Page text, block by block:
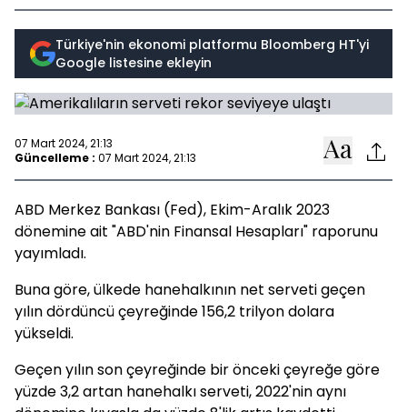
Türkiye'nin ekonomi platformu Bloomberg HT'yi
Google listesine ekleyin
07 Mart 2024, 21:13
Güncelleme : 07 Mart 2024, 21:13
ABD Merkez Bankası (Fed), Ekim-Aralık 2023
dönemine ait "ABD'nin Finansal Hesapları" raporunu
yayımladı.
Buna göre, ülkede hanehalkının net serveti geçen
yılın dördüncü çeyreğinde 156,2 trilyon dolara
yükseldi.
Geçen yılın son çeyreğinde bir önceki çeyreğe göre
yüzde 3,2 artan hanehalkı serveti, 2022'nin aynı